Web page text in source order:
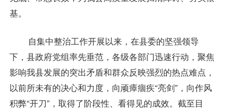
基。
自集中整治工作开展以来，在县委的坚强领导
下，县政府党组率先垂范，各级各部门迅速行动，聚焦
影响我县发展的突出矛盾和群众反映强烈的热点难点，
以前所未有的决心和力度，向顽瘴痼疾“亮剑”，向作风
积弊“开刀”，取得了阶段性、看得见的成效。截至目